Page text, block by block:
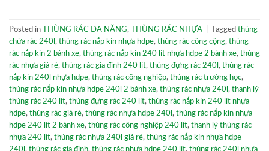
Posted in THÙNG RÁC ĐA NĂNG, THÙNG RÁC NHỰA Tagged thùng
chứa rác 240l , thùng rác nắp kín nhựa hdpe, thùng rác công cộng, thùng
rác nắp kín 2 bánh xe, thùng rác nắp kín 240 lít nhựa hdpe 2 bánh xe, thùng
rác nhựa giá rẻ, thùng rác gia đình 240 lít, thùng đựng rác 240l , thùng rác
nắp kín 240l nhựa hdpe, thùng rác công nghiệp, thùng rác trướng học,
thùng rác nắp kín nhựa hdpe 240l 2 bánh xe, thùng rác nhựa 240l , thanh lý
thùng rác 240 lít, thùng đựng rác 240 lít, thùng rác nắp kín 240 lít nhựa
hdpe, thùng rác giá rẻ, thùng rác nhựa hdpe 240l , thùng rác nắp kín nhựa
hdpe 240 lít 2 bánh xe, thùng rác công nghiệp 240 lít, thanh lý thùng rác
nhựa 240 lít, thùng rác nhựa 240l giá rẻ, thùng rác nắp kín nhựa hdpe
240l , thùng rác gia đình, thùng rác nhựa hdpe 240 lít, thùng rác 240l nhựa